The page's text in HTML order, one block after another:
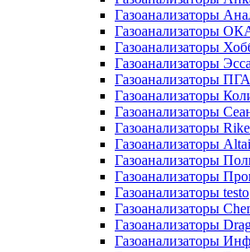
Газоанализаторы
Газоанализаторы
Газоанализаторы
Газоанализаторы Эсса
Газоанализаторы ПГА
Газоанализаторы
Газоанализаторы
Газоанализаторы
Газоанализаторы
Газоанализаторы
Газоанализаторы
Газоанализаторы testo
Газоанализаторы
Газоанализаторы
Газоанализаторы